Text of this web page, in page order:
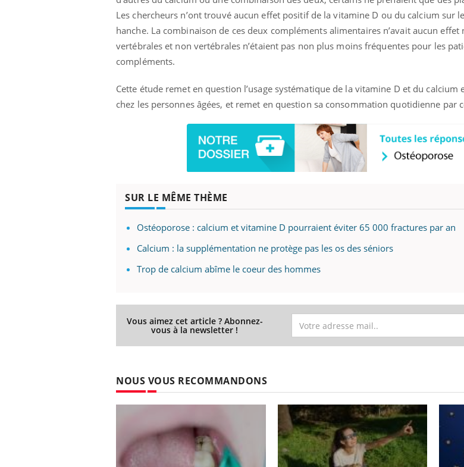
Les chercheurs n’ont trouvé aucun effet positif de la vitamine D ou du calcium sur
hanche. La combinaison de ces deux compléments alimentaires n’avait aucun effet
vertébrales et non vertébrales n’étaient pas non plus moins fréquentes pour les
compléments.
Cette étude remet en question l’usage systématique de la vitamine D et du
chez les personnes âgées, et remet en question sa consommation quotidienne par
SUR LE MÊME THÈME
Ostéoporose : calcium et vitamine D pourraient éviter 65 000 fractures par an
Calcium : la supplémentation ne protège pas les os des séniors
Trop de calcium abîme le coeur des hommes
Vous aimez cet article ? Abonnez-
vous à la newsletter !
NOUS VOUS RECOMMANDONS